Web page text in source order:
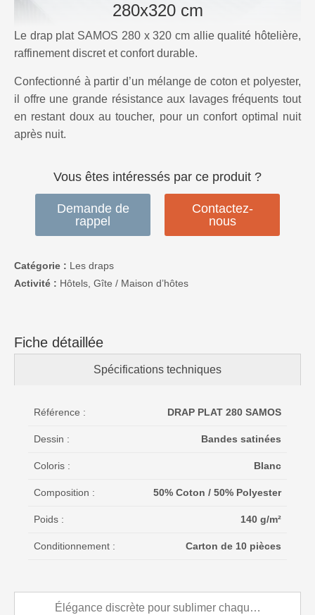
280x320 cm
Le drap plat SAMOS 280 x 320 cm allie qualité hôtelière,
raffinement discret et confort durable.
Confectionné à partir d’un mélange de coton et polyester,
il offre une grande résistance aux lavages fréquents tout
en restant doux au toucher, pour un confort optimal nuit
après nuit.
Vous êtes intéressés par ce produit ?
Demande de
rappel
Contactez-
nous
Catégorie : Les draps
Activité : Hôtels, Gîte / Maison d’hôtes
Fiche détaillée
Spécifications techniques
Élégance discrète pour sublimer chaque chambre
Référence : DRAP PLAT 280 SAMOS
Dessin : Bandes satinées
Coloris : Blanc
Composition : 50% Coton / 50% Polyester
Poids : 140 g/m²
Conditionnement : Carton de 10 pièces